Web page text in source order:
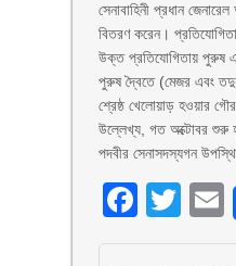
সেনাবাহিনী প্রধান
বিতরণ করেন।
উক্ত প্রতিযোগিতায় পুরুষ
পুরুষ দ্বৈতে (মেজর এবং
শ্রেষ্ঠ খেলোয়াড় হওয়ার
উল্লেখ্য, গত অক্টোবর শুরু
পদবীর সেনাসদস্যগন